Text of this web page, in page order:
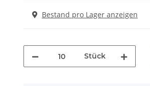
Bestand pro Lager anzeigen
Stück